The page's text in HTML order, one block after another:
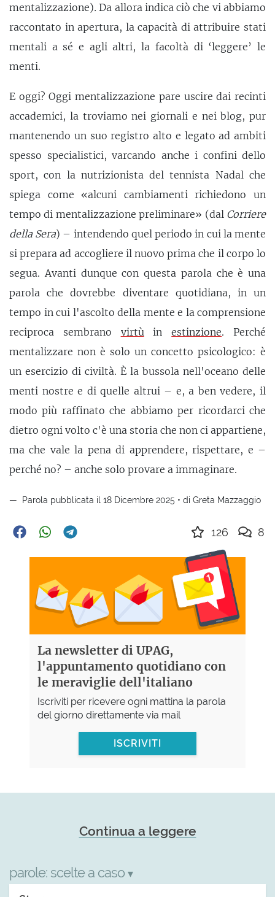
mentalizzazione). Da allora indica ciò che vi abbiamo
raccontato in apertura, la capacità di attribuire stati
mentali a sé e agli altri, la facoltà di ‘leggere’ le
menti.
E oggi? Oggi mentalizzazione pare uscire dai recinti
accademici, la troviamo nei giornali e nei blog, pur
mantenendo un suo registro alto e legato ad ambiti
spesso specialistici, varcando anche i confini dello
sport, con la nutrizionista del tennista Nadal che
spiega come «alcuni cambiamenti richiedono un
tempo di mentalizzazione preliminare» (dal Corriere
della Sera) – intendendo quel periodo in cui la mente
si prepara ad accogliere il nuovo prima che il corpo lo
segua. Avanti dunque con questa parola che è una
parola che dovrebbe diventare quotidiana, in un
tempo in cui l'ascolto della mente e la comprensione
reciproca sembrano virtùinestinzione. Perché
mentalizzare non è solo un concetto psicologico: è
un esercizio di civiltà. È la bussola nell'oceano delle
menti nostre e di quelle altrui – e, a ben vedere, il
modo più raffinato che abbiamo per ricordarci che
dietro ogni volto c'è una storia che non ci appartiene,
ma che vale la pena di apprendere, rispettare, e –
perché no? – anche solo provare a immaginare.
Parola pubblicata il 18 Dicembre 2025 • di Greta Mazzaggio
126 8
La newsletter di UPAG,
l'appuntamento quotidiano con
le meraviglie dell'italiano
Iscriviti per ricevere ogni mattina la parola
del giorno direttamente via mail
ISCRIVITI
Continua a leggere
parole: scelte a caso ▾